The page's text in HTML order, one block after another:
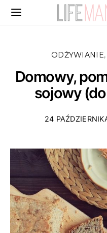
ODŻYWIANIE
Domowy,
sojowy
24